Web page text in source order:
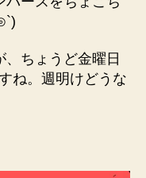
ちょうど金曜日
ね。週明けどうな